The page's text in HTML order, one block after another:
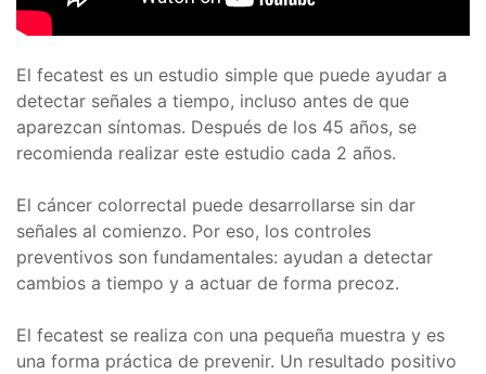
El fecatest es un estudio simple que puede ayudar a
detectar señales a tiempo, incluso antes de que
aparezcan síntomas. Después de los 45 años, se
recomienda realizar este estudio cada 2 años.
El cáncer colorrectal puede desarrollarse sin dar
señales al comienzo. Por eso, los controles
preventivos son fundamentales: ayudan a detectar
cambios a tiempo y a actuar de forma precoz.
El fecatest se realiza con una pequeña muestra y es
una forma práctica de prevenir. Un resultado positivo